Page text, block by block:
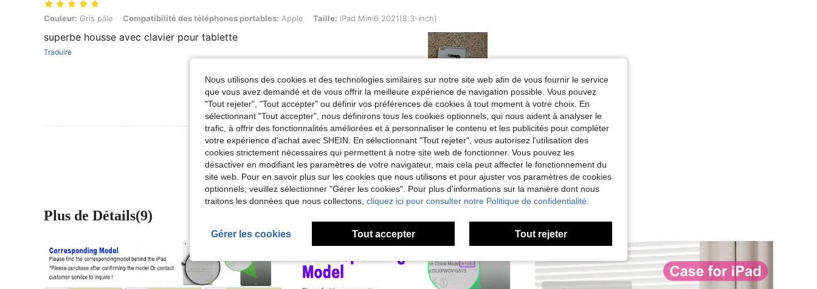
Couleur: Gris pâle, Compatibilité des téléphones portables: Apple, Taille: iPad Mini6 2021(8.3-inch)
Couleur: Gris pâle Compatibilité des téléphones portables: Apple Taille: iPad Mini6 2021(8.3-inch)
superbe housse avec clavier pour tablette
Traduire
Utile (5)
Voir Plus D'avis
Plus de Détails(9)
Nous utilisons des cookies et des technologies similaires sur notre site web afin de vous fournir le service
que vous avez demandé et de vous offrir la meilleure expérience de navigation possible. Vous pouvez
"Tout rejeter", "Tout accepter" ou définir vos préférences de cookies à tout moment à votre choix. En
sélectionnant "Tout accepter", nous définirons tous les cookies optionnels, qui nous aident à analyser le
trafic, à offrir des fonctionnalités améliorées et à personnaliser le contenu et les publicités pour compléter
votre expérience d'achat avec SHEIN. En sélectionnant "Tout rejeter", vous autorisez l'utilisation des
cookies strictement nécessaires qui permettent à notre site web de fonctionner. Vous pouvez les
désactiver en modifiant les paramètres de votre navigateur, mais cela peut affecter le fonctionnement du
site web. Pour en savoir plus sur les cookies que nous utilisons et pour ajuster vos paramètres de cookies
optionnels, veuillez sélectionner "Gérer les cookies". Pour plus d'informations sur la manière dont nous
traitons les données que nous collectons, cliquez ici pour consulter notre Politique de confidentialité.
Gérer les cookies Tout accepter Tout rejeter